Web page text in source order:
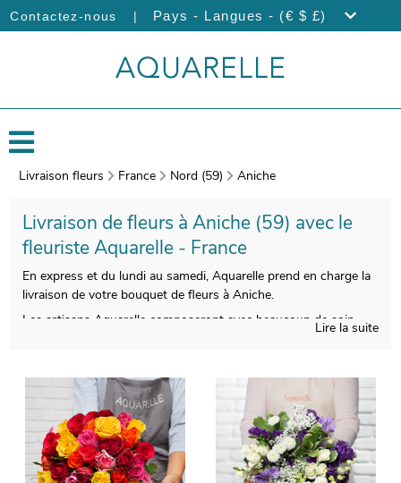
Contactez-nous | Pays - Langues - (€ $ £)
Livraison fleurs France Nord (59) Aniche
Livraison de fleurs à Aniche (59) avec le
fleuriste Aquarelle - France
En express et du lundi au samedi, Aquarelle prend en charge la
livraison de votre bouquet de fleurs à Aniche.
Les artisans Aquarelle composeront avec beaucoup de soin
servira à sa protection, puis viendra la prise d’une photo de
l’ensemble. Le but est de vous envoyer la photographie afin que
vous puissiez vous assurer de la conformité de votre
composition florale. L’envoi sera ensuite effectué. Notre petit
plus ? Gratuitement et en quelques clics, vous pourrez ajouter
un message ou une photo à votre commande.
Lire la suite